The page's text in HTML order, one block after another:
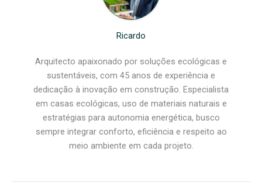
Ricardo
Arquitecto apaixonado por soluções ecológicas e
sustentáveis, com 45 anos de experiência e
dedicação à inovação em construção. Especialista
em casas ecológicas, uso de materiais naturais e
estratégias para autonomia energética, busco
sempre integrar conforto, eficiência e respeito ao
meio ambiente em cada projeto.